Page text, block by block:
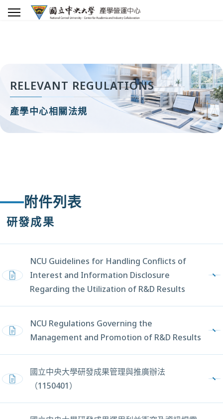
RELEVANT REGULATIONS
產學中心相關法規
附件列表
研發成果
NCU Guidelines for Handling Conflicts of
Interest and Information Disclosure
Regarding the Utilization of R&D Results
PDF，另開新視窗
NCU Regulations Governing the
Management and Promotion of R&D Results
PDF，另開新視窗
國立中央大學研發成果管理與推廣辦法
（1150401）
PDF，另開新視窗